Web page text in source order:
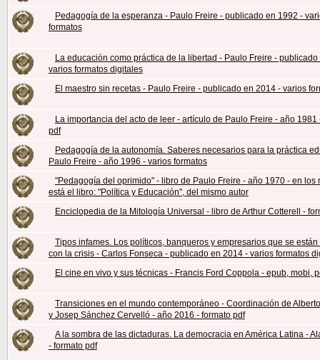
Pedagogía de la esperanza - Paulo Freire - publicado en 1992 -
formatos
La educación como práctica de la libertad - Paulo Freire - publicado
varios formatos digitales
El maestro sin recetas - Paulo Freire - publicado en 2014 - varios
La importancia del acto de leer - artículo de Paulo Freire - año 1981
pdf
Pedagogía de la autonomía. Saberes necesarios para la práctica
Paulo Freire - año 1996 - varios formatos
"Pedagogía del oprimido" - libro de Paulo Freire - año 1970 - en los
está el libro: "Política y Educación", del mismo autor
Enciclopedia de la Mitología Universal - libro de Arthur Cotterell -
Tipos infames. Los políticos, banqueros y empresarios que se están
con la crisis - Carlos Fonseca - publicado en 2014 - varios formatos
El cine en vivo y sus técnicas - Francis Ford Coppola - epub, mobi,
Transiciones en el mundo contemporáneo - Coordinación de
y Josep Sánchez Cervelló - año 2016 - formato pdf
A la sombra de las dictaduras. La democracia en América Latina -
- formato pdf